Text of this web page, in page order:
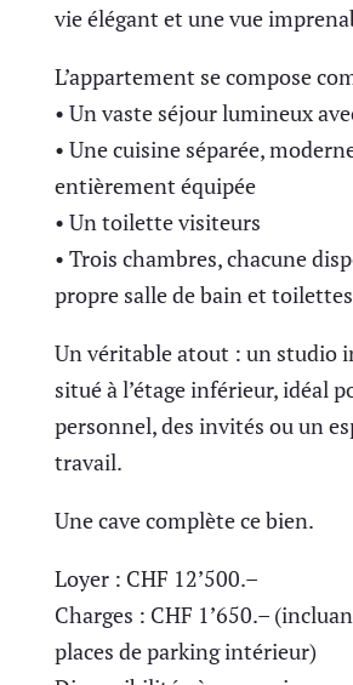
vie élégant et une vue
L’appartement se compose
• Un vaste séjour lumineux
• Une cuisine séparée,
entièrement équipée
• Un toilette visiteurs
• Trois chambres, chacune
propre salle de bain et toilettes
Un véritable atout : un studio
situé à l’étage inférieur, idéal
personnel, des invités ou un
travail.
Une cave complète ce bien.
Loyer : CHF 12’500.–
Charges : CHF 1’650.–
places de parking intérieur)